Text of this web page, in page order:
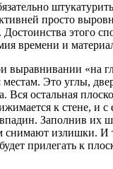
просто
этого
времени и
выравнивании «на
местам. Это углы,
Вся остальная
к стене, и
Заполнив их
снимают излишки. И
прилегать к